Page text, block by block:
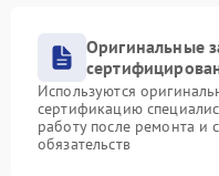
Оригинальные
Используются
сертификацию
работу после ремонта и
обязательств